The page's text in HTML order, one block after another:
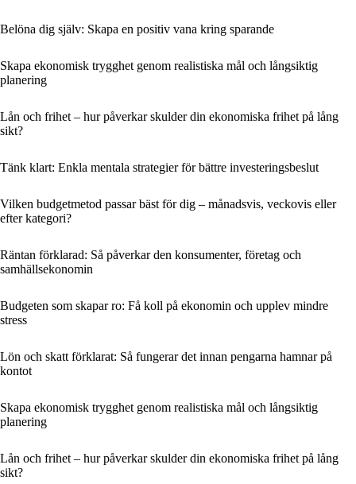
Belöna dig själv: Skapa en positiv vana kring sparande
Skapa ekonomisk trygghet genom realistiska mål och långsiktig
planering
Lån och frihet – hur påverkar skulder din ekonomiska frihet på lång
sikt?
Tänk klart: Enkla mentala strategier för bättre investeringsbeslut
Vilken budgetmetod passar bäst för dig – månadsvis, veckovis eller
efter kategori?
Räntan förklarad: Så påverkar den konsumenter, företag och
samhällsekonomin
Budgeten som skapar ro: Få koll på ekonomin och upplev mindre
stress
Lön och skatt förklarat: Så fungerar det innan pengarna hamnar på
kontot
Skapa ekonomisk trygghet genom realistiska mål och långsiktig
planering
Lån och frihet – hur påverkar skulder din ekonomiska frihet på lång
sikt?